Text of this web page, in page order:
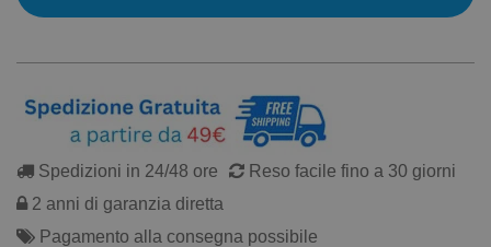
Spedizioni in 24/48 ore
Reso facile fino a 30 giorni
2 anni di garanzia diretta
Pagamento alla consegna possibile